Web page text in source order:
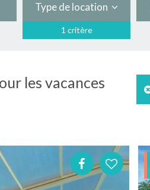
Type de location
1 critère
les vacances